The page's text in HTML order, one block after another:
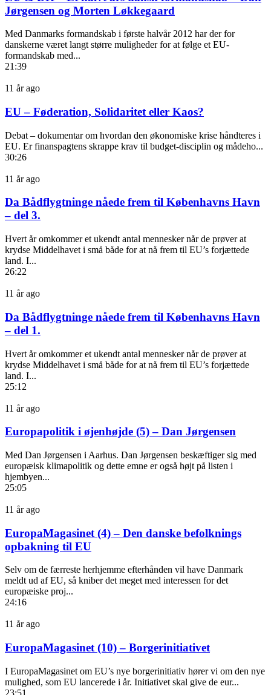
Jørgensen og Morten Løkkegaard
Med Danmarks formandskab i første halvår 2012 har der for
danskerne været langt større muligheder for at følge et EU-
formandskab med...
21:39
11 år ago
EU – Føderation, Solidaritet eller Kaos?
Debat – dokumentar om hvordan den økonomiske krise håndteres i
EU. Er finanspagtens skrappe krav til budget-disciplin og mådeho...
30:26
11 år ago
Da Bådflygtninge nåede frem til Københavns Havn
– del 3.
Hvert år omkommer et ukendt antal mennesker når de prøver at
krydse Middelhavet i små både for at nå frem til EU’s forjættede
land. I...
26:22
11 år ago
Da Bådflygtninge nåede frem til Københavns Havn
– del 1.
Hvert år omkommer et ukendt antal mennesker når de prøver at
krydse Middelhavet i små både for at nå frem til EU’s forjættede
land. I...
25:12
11 år ago
Europapolitik i øjenhøjde (5) – Dan Jørgensen
Med Dan Jørgensen i Aarhus. Dan Jørgensen beskæftiger sig med
europæisk klimapolitik og dette emne er også højt på listen i
hjembyen...
25:05
11 år ago
EuropaMagasinet (4) – Den danske befolknings
opbakning til EU
Selv om de færreste herhjemme efterhånden vil have Danmark
meldt ud af EU, så kniber det meget med interessen for det
europæiske proj...
24:16
11 år ago
EuropaMagasinet (10) – Borgerinitiativet
I EuropaMagasinet om EU’s nye borgerinitiativ hører vi om den nye
mulighed, som EU lancerede i år. Initiativet skal give de eur...
23:51